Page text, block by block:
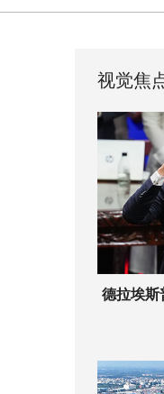
视觉焦
德拉埃斯